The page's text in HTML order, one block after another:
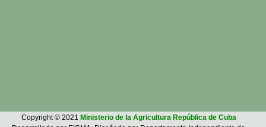
Copyright © 2021 Ministerio de la Agricultura República de Cuba